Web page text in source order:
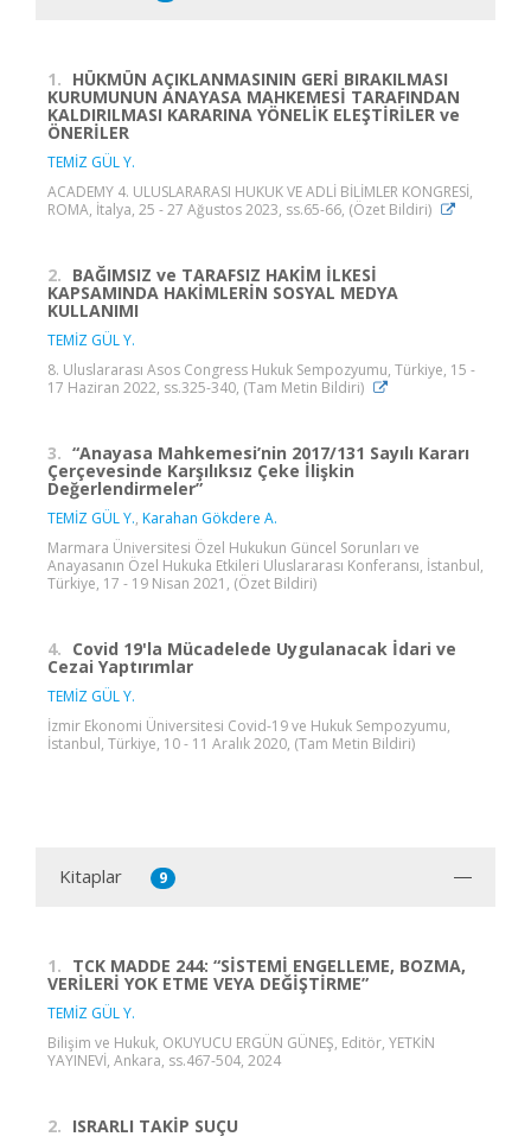
1. HÜKMÜN AÇIKLANMASININ GERİ BIRAKILMASI
KURUMUNUN ANAYASA MAHKEMESİ TARAFINDAN
KALDIRILMASI KARARINA YÖNELİK ELEŞTİRİLER ve
ÖNERİLER
TEMİZ GÜL Y.
ACADEMY 4. ULUSLARARASI HUKUK VE ADLİ BİLİMLER KONGRESİ,
ROMA, İtalya, 25 - 27 Ağustos 2023, ss.65-66, (Özet Bildiri)
2. BAĞIMSIZ ve TARAFSIZ HAKİM İLKESİ
KAPSAMINDA HAKİMLERİN SOSYAL MEDYA
KULLANIMI
TEMİZ GÜL Y.
8. Uluslararası Asos Congress Hukuk Sempozyumu, Türkiye, 15 -
17 Haziran 2022, ss.325-340, (Tam Metin Bildiri)
3. “Anayasa Mahkemesi’nin 2017/131 Sayılı Kararı
Çerçevesinde Karşılıksız Çeke İlişkin
Değerlendirmeler”
TEMİZ GÜL Y., Karahan Gökdere A.
Marmara Üniversitesi Özel Hukukun Güncel Sorunları ve
Anayasanın Özel Hukuka Etkileri Uluslararası Konferansı, İstanbul,
Türkiye, 17 - 19 Nisan 2021, (Özet Bildiri)
4. Covid 19'la Mücadelede Uygulanacak İdari ve
Cezai Yaptırımlar
TEMİZ GÜL Y.
İzmir Ekonomi Üniversitesi Covid-19 ve Hukuk Sempozyumu,
İstanbul, Türkiye, 10 - 11 Aralık 2020, (Tam Metin Bildiri)
Kitaplar 9
1. TCK MADDE 244: “SİSTEMİ ENGELLEME, BOZMA,
VERİLERİ YOK ETME VEYA DEĞİŞTİRME”
TEMİZ GÜL Y.
Bilişim ve Hukuk, OKUYUCU ERGÜN GÜNEŞ, Editör, YETKİN
YAYINEVİ, Ankara, ss.467-504, 2024
2. ISRARLI TAKİP SUÇU